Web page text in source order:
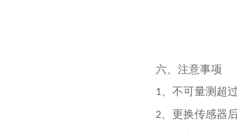
六、注意事项
1、不可量测超
2、更换传感器